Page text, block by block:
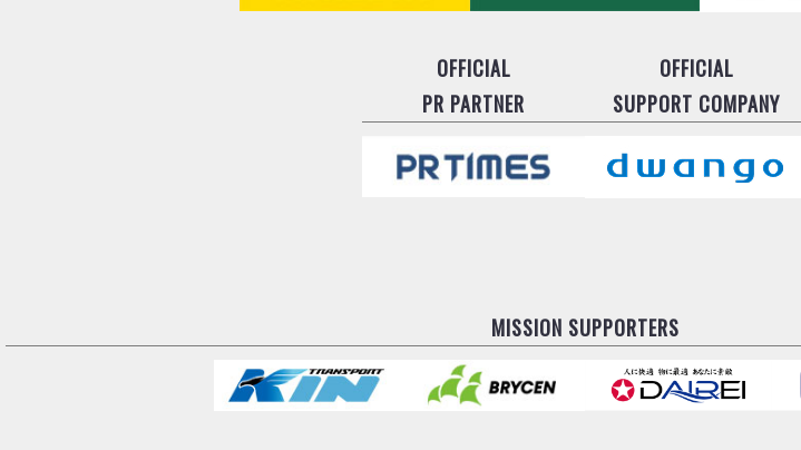
OFFICIAL
PR PARTNER
OFFICIAL
SUPPORT COMPANY
MISSION SUPPORTERS